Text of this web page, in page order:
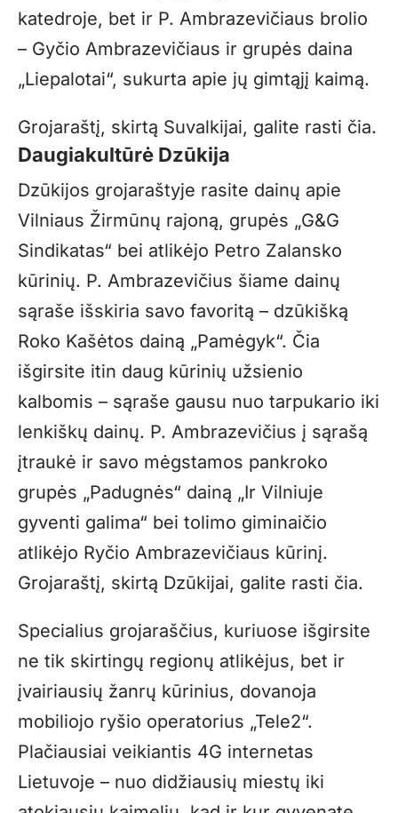
katedroje, bet ir P. Ambrazevičiaus brolio
– Gyčio Ambrazevičiaus ir grupės daina
„Liepalotai“, sukurta apie jų gimtąjį kaimą.
Grojaraštį, skirtą Suvalkijai, galite rasti čia.
Daugiakultūrė Dzūkija
Dzūkijos grojaraštyje rasite dainų apie
Vilniaus Žirmūnų rajoną, grupės „G&G
Sindikatas“ bei atlikėjo Petro Zalansko
kūrinių. P. Ambrazevičius šiame dainų
sąraše išskiria savo favoritą – dzūkišką
Roko Kašėtos dainą „Pamėgyk“. Čia
išgirsite itin daug kūrinių užsienio
kalbomis – sąraše gausu nuo tarpukario iki
lenkiškų dainų. P. Ambrazevičius į sąrašą
įtraukė ir savo mėgstamos pankroko
grupės „Padugnės“ dainą „Ir Vilniuje
gyventi galima“ bei tolimo giminaičio
atlikėjo Ryčio Ambrazevičiaus kūrinį.
Grojaraštį, skirtą Dzūkijai, galite rasti čia.
Specialius grojaraščius, kuriuose išgirsite
ne tik skirtingų regionų atlikėjus, bet ir
įvairiausių žanrų kūrinius, dovanoja
mobiliojo ryšio operatorius „Tele2“.
Plačiausiai veikiantis 4G internetas
Lietuvoje – nuo didžiausių miestų iki